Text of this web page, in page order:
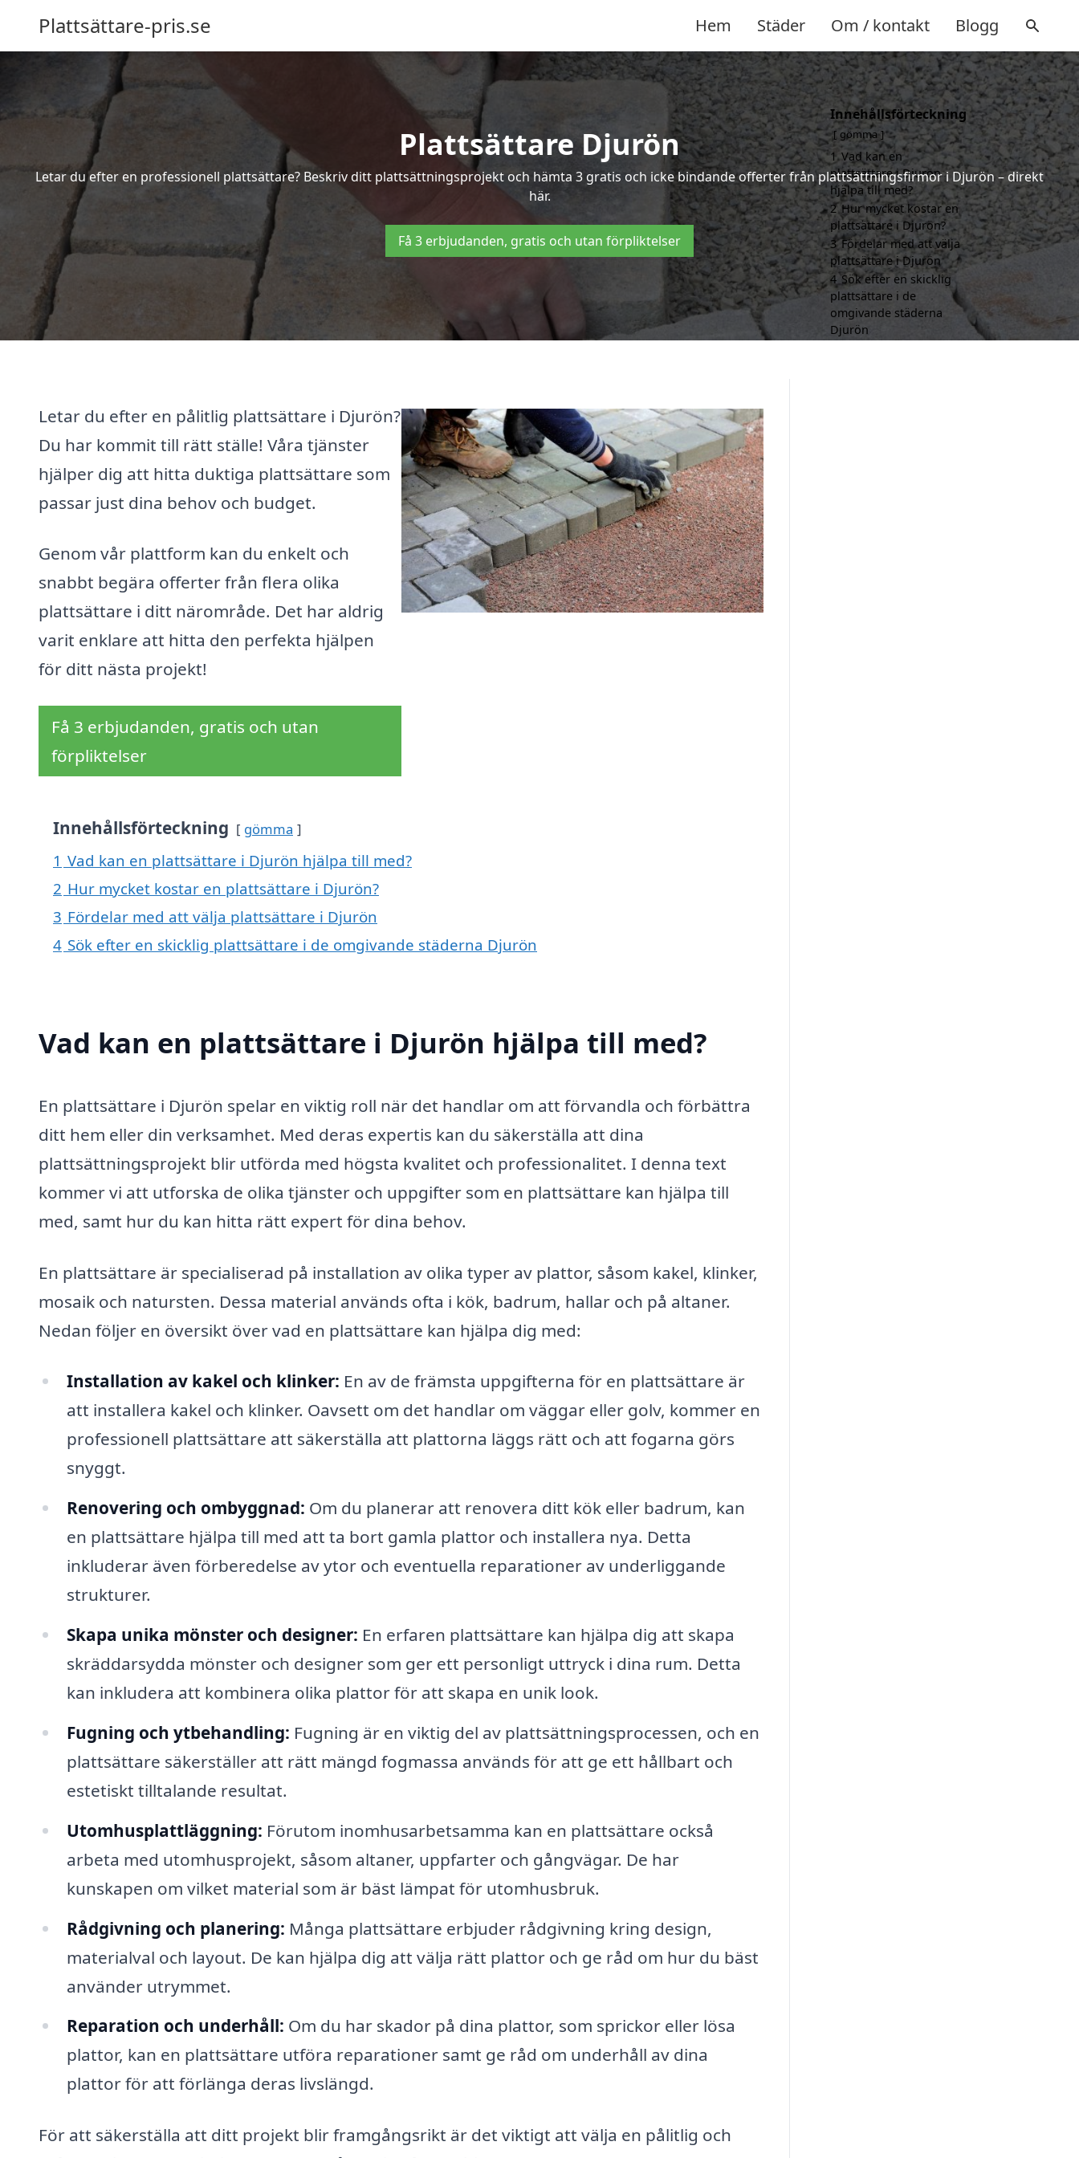
Plattsättare-pris.se Hem Städer Om / kontakt Blogg
Plattsättare Djurön
Letar du efter en professionell plattsättare? Beskriv ditt plattsättningsprojekt och hämta 3 gratis och icke bindande offerter från plattsättningsfirmor i Djurön – direkt
här.
Få 3 erbjudanden, gratis och utan förpliktelser
Letar du efter en pålitlig plattsättare i Djurön?
Du har kommit till rätt ställe! Våra tjänster
hjälper dig att hitta duktiga plattsättare som
passar just dina behov och budget.
Genom vår plattform kan du enkelt och
snabbt begära offerter från flera olika
plattsättare i ditt närområde. Det har aldrig
varit enklare att hitta den perfekta hjälpen
för ditt nästa projekt!
Få 3 erbjudanden, gratis och utan
förpliktelser
Innehållsförteckning gömma
1 Vad kan en plattsättare i Djurön hjälpa till med?
2 Hur mycket kostar en plattsättare i Djurön?
3 Fördelar med att välja plattsättare i Djurön
4 Sök efter en skicklig plattsättare i de omgivande städerna Djurön
Vad kan en plattsättare i Djurön hjälpa till med?
En plattsättare i Djurön spelar en viktig roll när det handlar om att förvandla och förbättra
ditt hem eller din verksamhet. Med deras expertis kan du säkerställa att dina
plattsättningsprojekt blir utförda med högsta kvalitet och professionalitet. I denna text
kommer vi att utforska de olika tjänster och uppgifter som en plattsättare kan hjälpa till
med, samt hur du kan hitta rätt expert för dina behov.
En plattsättare är specialiserad på installation av olika typer av plattor, såsom kakel, klinker,
mosaik och natursten. Dessa material används ofta i kök, badrum, hallar och på altaner.
Nedan följer en översikt över vad en plattsättare kan hjälpa dig med:
Installation av kakel och klinker: En av de främsta uppgifterna för en plattsättare är
att installera kakel och klinker. Oavsett om det handlar om väggar eller golv, kommer en
professionell plattsättare att säkerställa att plattorna läggs rätt och att fogarna görs
snyggt.
Renovering och ombyggnad: Om du planerar att renovera ditt kök eller badrum, kan
en plattsättare hjälpa till med att ta bort gamla plattor och installera nya. Detta
inkluderar även förberedelse av ytor och eventuella reparationer av underliggande
strukturer.
Skapa unika mönster och designer: En erfaren plattsättare kan hjälpa dig att skapa
skräddarsydda mönster och designer som ger ett personligt uttryck i dina rum. Detta
kan inkludera att kombinera olika plattor för att skapa en unik look.
Fugning och ytbehandling: Fugning är en viktig del av plattsättningsprocessen, och en
plattsättare säkerställer att rätt mängd fogmassa används för att ge ett hållbart och
estetiskt tilltalande resultat.
Utomhusplattläggning: Förutom inomhusarbetsamma kan en plattsättare också
arbeta med utomhusprojekt, såsom altaner, uppfarter och gångvägar. De har
kunskapen om vilket material som är bäst lämpat för utomhusbruk.
Rådgivning och planering: Många plattsättare erbjuder rådgivning kring design,
materialval och layout. De kan hjälpa dig att välja rätt plattor och ge råd om hur du bäst
använder utrymmet.
Reparation och underhåll: Om du har skador på dina plattor, som sprickor eller lösa
plattor, kan en plattsättare utföra reparationer samt ge råd om underhåll av dina
plattor för att förlänga deras livslängd.
För att säkerställa att ditt projekt blir framgångsrikt är det viktigt att välja en pålitlig och
Innehållsförteckning
gömma
1 Vad kan en
plattsättare i Djurön
hjälpa till med?
2 Hur mycket kostar en
plattsättare i Djurön?
3 Fördelar med att välja
plattsättare i Djurön
4 Sök efter en skicklig
plattsättare i de
omgivande städerna
Djurön